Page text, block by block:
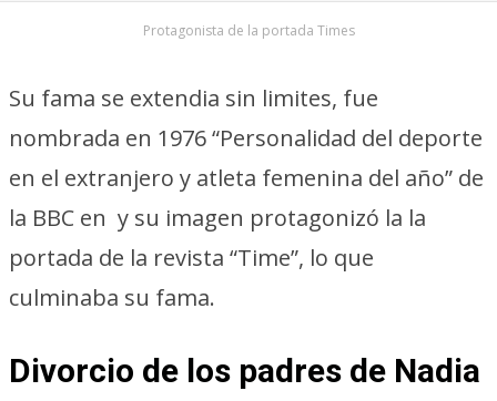
Protagonista de la portada Times
Su fama se extendia sin limites, fue
nombrada en 1976 “Personalidad del deporte
en el extranjero y atleta femenina del año” de
la BBC en y su imagen protagonizó la la
portada de la revista “Time”, lo que
culminaba su fama.
Divorcio de los padres de Nadia